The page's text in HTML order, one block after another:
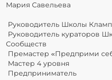
Мария Савельева
Руководитель Школы
Руководитель кураторов
Сообществ
Премастер «Предприми
Мастер 4 уровня
Предприниматель